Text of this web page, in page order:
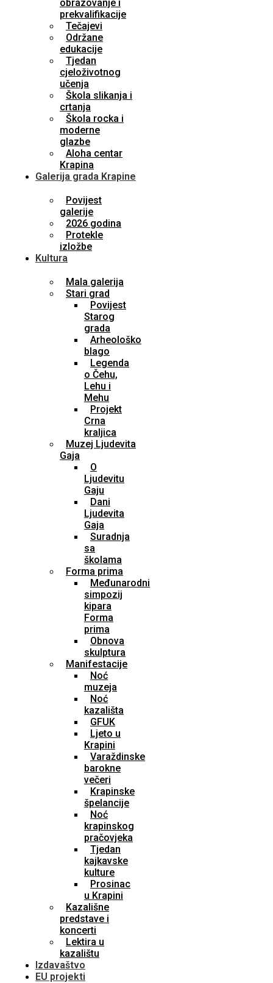
obrazovanje i
prekvalifikacije
Tečajevi
Održane
edukacije
Tjedan
cjeloživotnog
učenja
Škola slikanja i
crtanja
Škola rocka i
moderne
glazbe
Aloha centar
Krapina
Galerija grada Krapine
Povijest
galerije
2026 godina
Protekle
izložbe
Kultura
Mala galerija
Stari grad
Povijest
Starog
grada
Arheološko
blago
Legenda
o Čehu,
Lehu i
Mehu
Projekt
Crna
kraljica
Muzej Ljudevita
Gaja
O
Ljudevitu
Gaju
Dani
Ljudevita
Gaja
Suradnja
sa
školama
Forma prima
Međunarodni
simpozij
kipara
Forma
prima
Obnova
skulptura
Manifestacije
Noć
muzeja
Noć
kazališta
GFUK
Ljeto u
Krapini
Varaždinske
barokne
večeri
Krapinske
špelancije
Noć
krapinskog
pračovjeka
Tjedan
kajkavske
kulture
Prosinac
u Krapini
Kazališne
predstave i
koncerti
Lektira u
kazalištu
Izdavaštvo
EU projekti